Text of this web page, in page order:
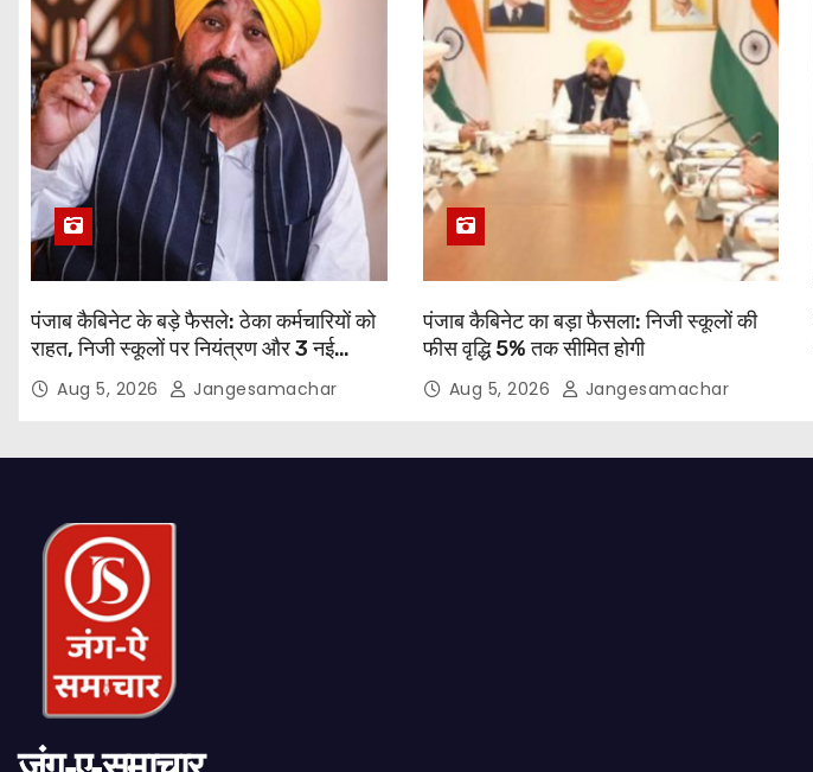
पंजाब कैबिनेट के बड़े फैसले: ठेका कर्मचारियों को
राहत, निजी स्कूलों पर नियंत्रण और 3 नई
यूनिवर्सिटियों को मंजूरी
Aug 5, 2026 Jangesamachar
पंजाब कैबिनेट का बड़ा फैसला: निजी स्कूलों की
फीस वृद्धि 5% तक सीमित होगी
Aug 5, 2026 Jangesamachar